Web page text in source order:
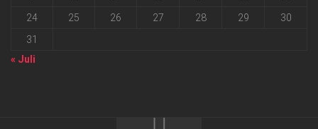
24
25 26 27 28 29
30
31
« Juli